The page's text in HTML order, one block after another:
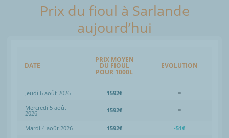
Prix du fioul à Sarlande
aujourd’hui
DATE
PRIX MOYEN
DU FIOUL
POUR 1000L
EVOLUTION
Jeudi 6 août 2026 1592€
=
Mercredi 5 août
2026 1592€ =
Mardi 4 août 2026 1592€
-51€